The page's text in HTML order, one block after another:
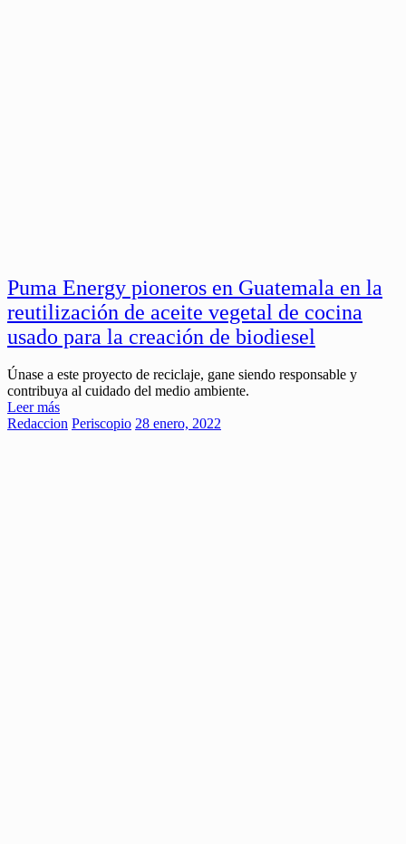
Puma Energy pioneros en Guatemala en la
reutilización de aceite vegetal de cocina
usado para la creación de biodiesel
Únase a este proyecto de reciclaje, gane siendo responsable y
contribuya al cuidado del medio ambiente.
Leer más
Redaccion Periscopio 28 enero, 2022